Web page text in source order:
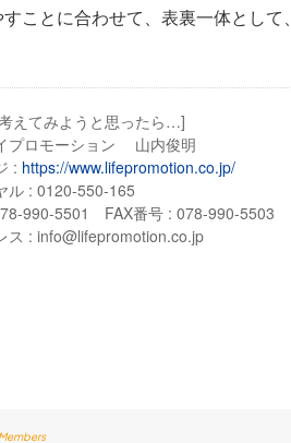
ことに合わせて、表裏一体として
えてみようと思ったら…]
プロモーション 山内俊明
: https://www.lifepromotion.co.jp/
ル : 0120-550-165
990-5501 FAX番号 : 078-990-5503
ス : info@lifepromotion.co.jp